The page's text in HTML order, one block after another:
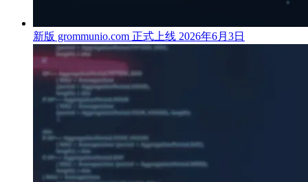
新版 grommunio.com 正式上线 2026年6月3日